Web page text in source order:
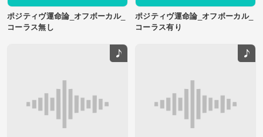
ポジティヴ運命論_オフボーカル_
コーラス無し
ポジティヴ運命論_オフボーカル_
コーラス有り